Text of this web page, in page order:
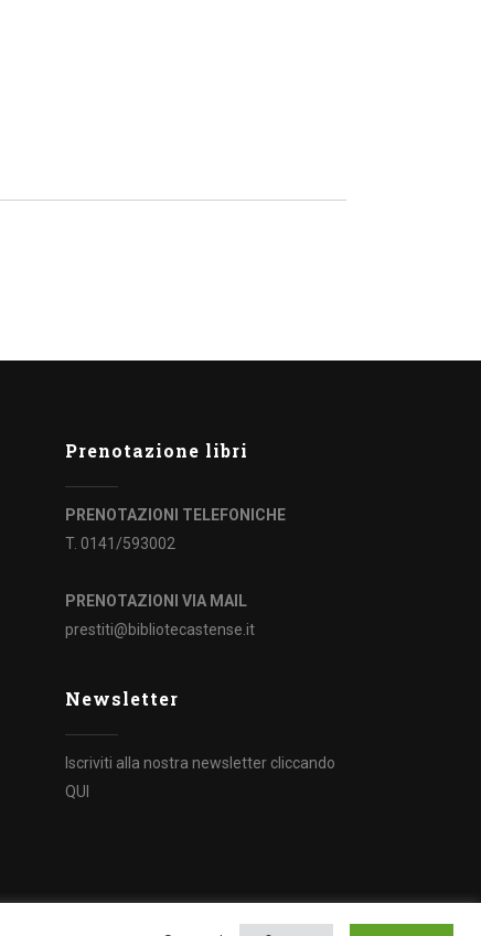
Prenotazione libri
PRENOTAZIONI TELEFONICHE
T. 0141/593002
PRENOTAZIONI VIA MAIL
prestiti@bibliotecastense.it
Newsletter
Iscriviti alla nostra newsletter cliccando
QUI